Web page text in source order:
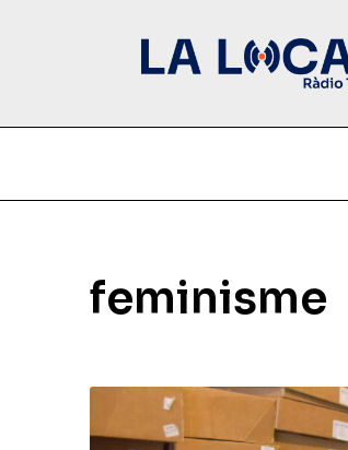
feminisme